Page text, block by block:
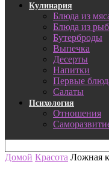
Кулинария
Блюда из
Блюда из
Бутерброды
Выпечка
Десерты
Напитки
Первые
Салаты
Психология
Отношения
Домой Красота Ложная